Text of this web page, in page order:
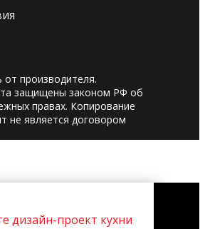
производителя.
защищены законом РФ об
правах. Копирование
не является договором
дизайн-проект кухни